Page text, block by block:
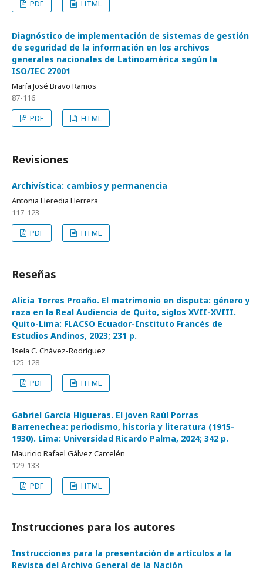
PDF HTML
Diagnóstico de implementación de sistemas de gestión
de seguridad de la información en los archivos
generales nacionales de Latinoamérica según la
ISO/IEC 27001
María José Bravo Ramos
87-116
PDF
HTML
Revisiones
Archivística: cambios y permanencia
Antonia Heredia Herrera
117-123
PDF
HTML
Reseñas
Alicia Torres Proaño. El matrimonio en disputa: género y
raza en la Real Audiencia de Quito, siglos XVII-XVIII.
Quito-Lima: FLACSO Ecuador-Instituto Francés de
Estudios Andinos, 2023; 231 p.
Isela C. Chávez-Rodríguez
125-128
PDF
HTML
Gabriel García Higueras. El joven Raúl Porras
Barrenechea: periodismo, historia y literatura (1915-
1930). Lima: Universidad Ricardo Palma, 2024; 342 p.
Mauricio Rafael Gálvez Carcelén
129-133
PDF
HTML
Instrucciones para los autores
Instrucciones para la presentación de artículos a la
Revista del Archivo General de la Nación